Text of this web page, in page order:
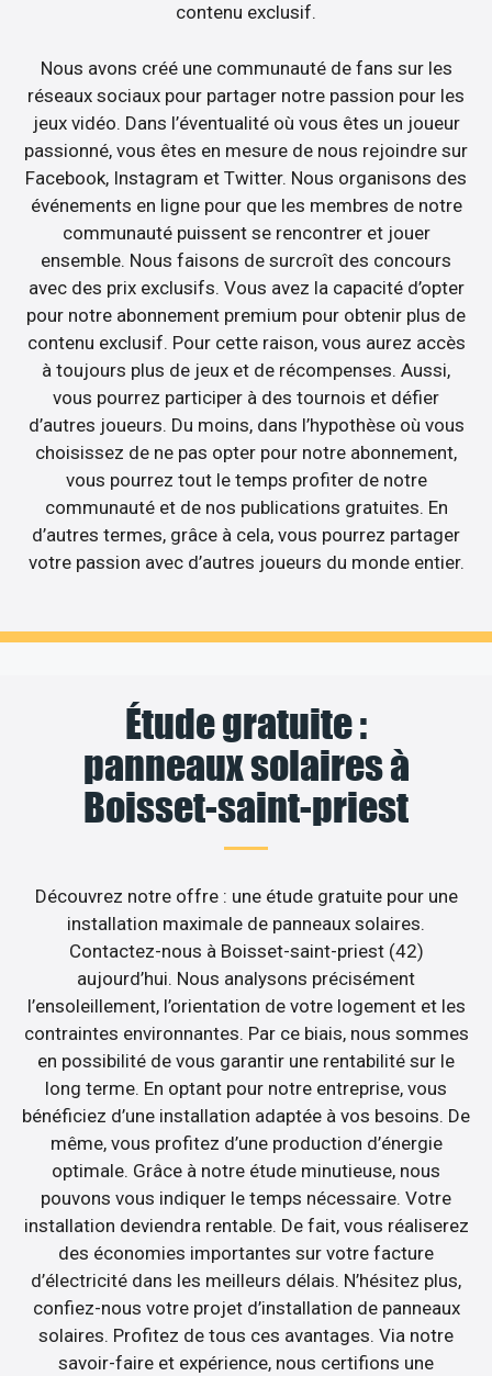
contenu exclusif.
Nous avons créé une communauté de fans sur les
réseaux sociaux pour partager notre passion pour les
jeux vidéo. Dans l’éventualité où vous êtes un joueur
passionné, vous êtes en mesure de nous rejoindre sur
Facebook, Instagram et Twitter. Nous organisons des
événements en ligne pour que les membres de notre
communauté puissent se rencontrer et jouer
ensemble. Nous faisons de surcroît des concours
avec des prix exclusifs. Vous avez la capacité d’opter
pour notre abonnement premium pour obtenir plus de
contenu exclusif. Pour cette raison, vous aurez accès
à toujours plus de jeux et de récompenses. Aussi,
vous pourrez participer à des tournois et défier
d’autres joueurs. Du moins, dans l’hypothèse où vous
choisissez de ne pas opter pour notre abonnement,
vous pourrez tout le temps profiter de notre
communauté et de nos publications gratuites. En
d’autres termes, grâce à cela, vous pourrez partager
votre passion avec d’autres joueurs du monde entier.
Étude gratuite :
panneaux solaires à
Boisset-saint-priest
Découvrez notre offre : une étude gratuite pour une
installation maximale de panneaux solaires.
Contactez-nous à Boisset-saint-priest (42)
aujourd’hui. Nous analysons précisément
l’ensoleillement, l’orientation de votre logement et les
contraintes environnantes. Par ce biais, nous sommes
en possibilité de vous garantir une rentabilité sur le
long terme. En optant pour notre entreprise, vous
bénéficiez d’une installation adaptée à vos besoins. De
même, vous profitez d’une production d’énergie
optimale. Grâce à notre étude minutieuse, nous
pouvons vous indiquer le temps nécessaire. Votre
installation deviendra rentable. De fait, vous réaliserez
des économies importantes sur votre facture
d’électricité dans les meilleurs délais. N’hésitez plus,
confiez-nous votre projet d’installation de panneaux
solaires. Profitez de tous ces avantages. Via notre
savoir-faire et expérience, nous certifions une